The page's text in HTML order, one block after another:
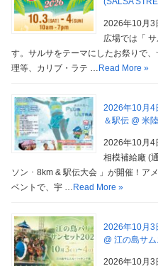
2026年10月3
広場では「
す。サルサをテーマにしたお祭りで
理等、カリブ・ラテ … Read More »
2026年10月4
＆駅伝 @ 米
2026年10月4
相模補給廠 (
ソン ･ 8km & 駅伝大会 」が開催！ア
ベントで、宇 … Read More »
2026年10月3
@ 江の島サ
2026年10月3